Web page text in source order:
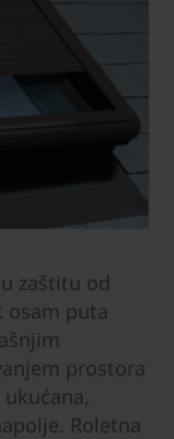
zaštitu od
osam puta
prostora
Roletna